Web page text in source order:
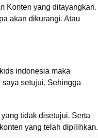
Konten yang ditayangkan.
akan dikurangi. Atau
indonesia maka
saya setujui. Sehingga
tidak disetujui. Serta
yang telah dipilihkan.